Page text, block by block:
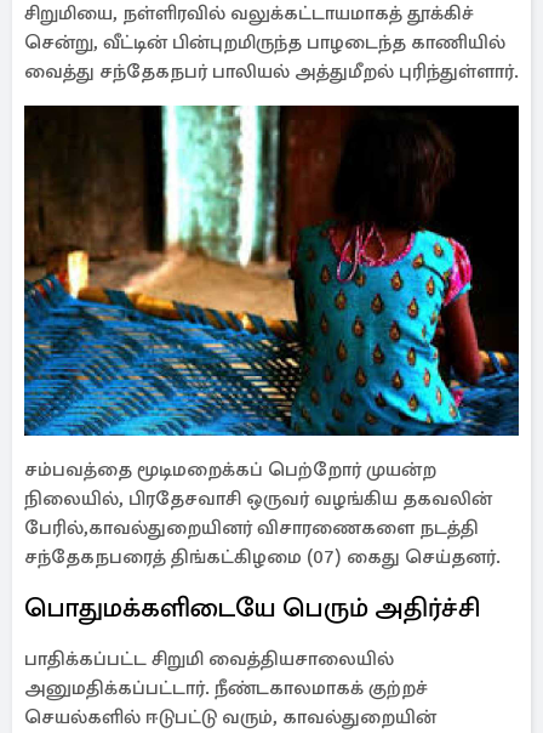
சிறுமியை, நள்ளிரவில் வலுக்கட்டாயமாகத் தூக்கிச்
சென்று, வீட்டின் பின்புறமிருந்த பாழடைந்த காணியில்
வைத்து சந்தேகநபர் பாலியல் அத்துமீறல் புரிந்துள்ளார்.
சம்பவத்தை மூடிமறைக்கப் பெற்றோர் முயன்ற
நிலையில், பிரதேசவாசி ஒருவர் வழங்கிய தகவலின்
பேரில்,காவல்துறையினர் விசாரணைகளை நடத்தி
சந்தேகநபரைத் திங்கட்கிழமை (07) கைது செய்தனர்.
பொதுமக்களிடையே பெரும் அதிர்ச்சி
பாதிக்கப்பட்ட சிறுமி வைத்தியசாலையில்
அனுமதிக்கப்பட்டார். நீண்டகாலமாகக் குற்றச்
செயல்களில் ஈடுபட்டு வரும், காவல்துறையின்